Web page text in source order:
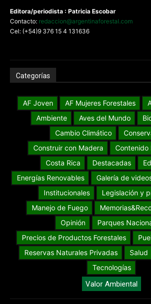
Editora/periodista : Patricia Escobar
Contacto: redaccion@argentinaforestal.com
Cel: (+54)9 376 15 4 131636
Categorías
AF Joven AF Mujeres Forestales
Ambiente
Aves del Mundo
Cambio Climático
Construir con Madera
Contenido
Costa Rica
Destacadas
Energías Renovables
Galería de
Institucionales
Legislación y
Manejo de Fuego
Opinión
Parques
Precios de Productos Forestales
Reservas Naturales Privadas
Salud
Tecnologías
Valor Ambiental